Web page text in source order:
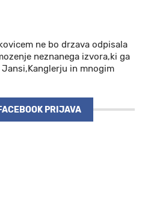
ne bo drzava odpisala
neznanega izvora,ki ga
in mnogim
PRIJAVA